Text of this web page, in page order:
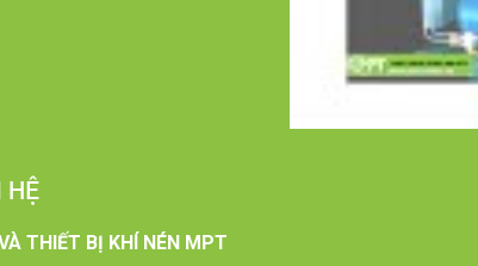
HỆ
THIẾT BỊ KHÍ NÉN MPT